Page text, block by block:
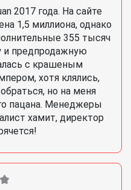
2017 года. На сайте
1,5 миллиона, однако
355 тысяч
и предпродажную
с крашеным
хотя клялись,
но на меня
пацана. Менеджеры
хамит, директор